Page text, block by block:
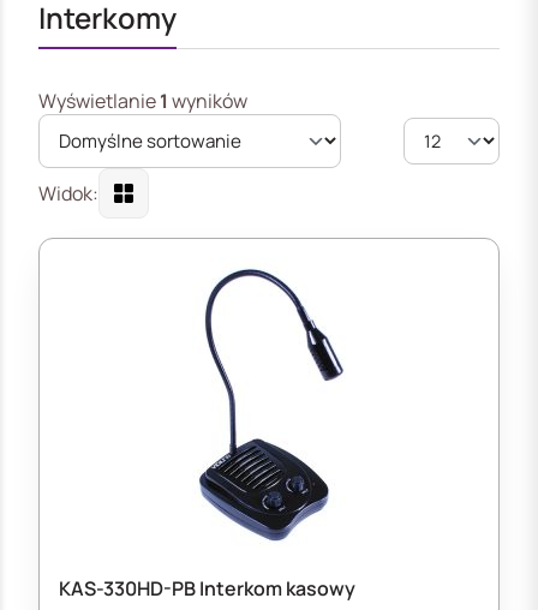
Interkomy
Wyświetlanie1 wyników
Widok:
KAS-330HD-PB Interkom kasowy